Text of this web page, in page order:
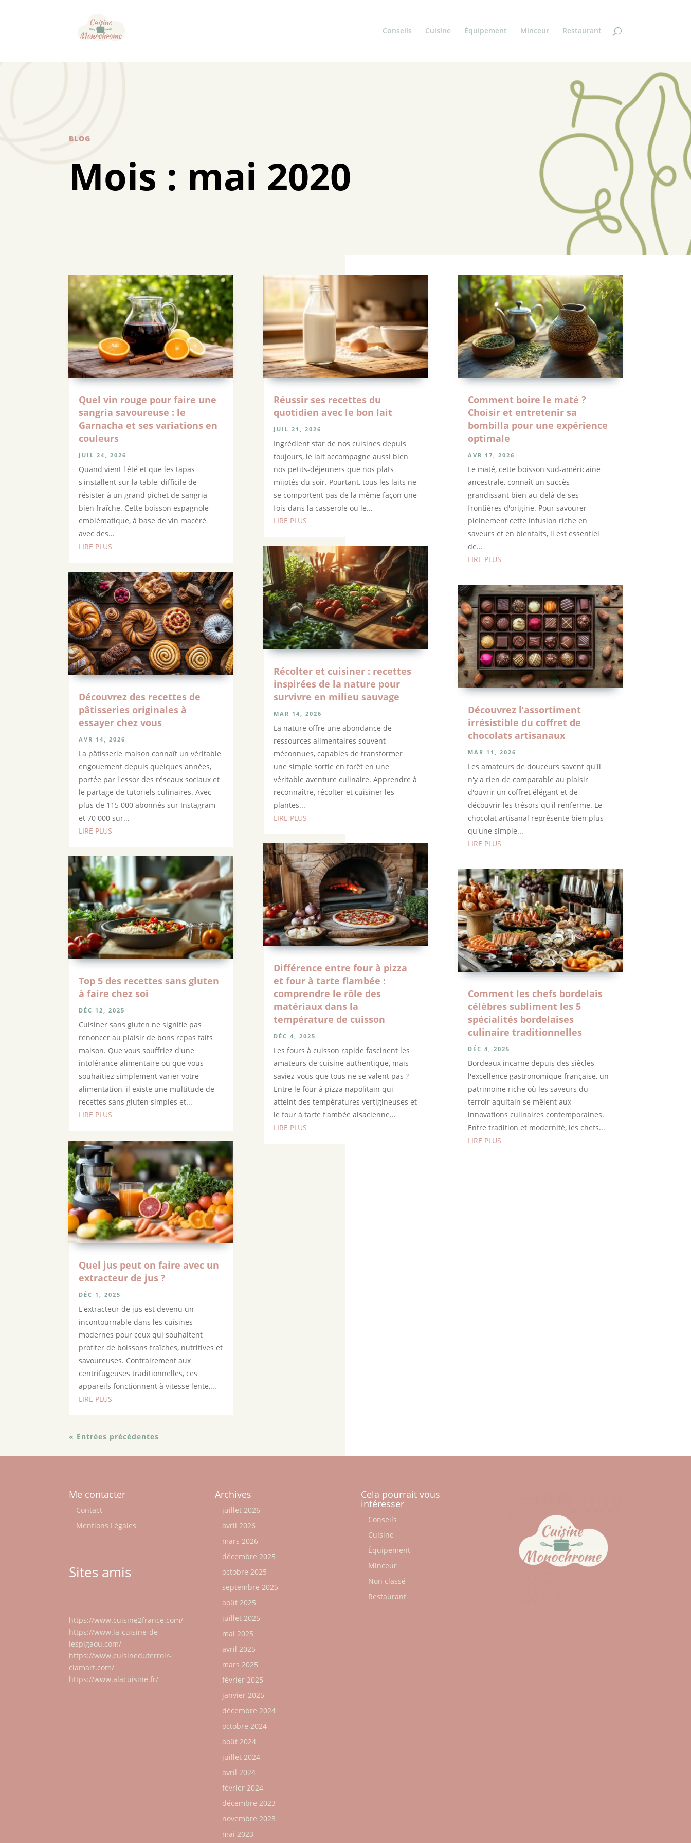
Conseils Cuisine Équipement Minceur Restaurant
BLOG
Mois : mai 2020
Quel vin rouge pour faire une
sangria savoureuse : le
Garnacha et ses variations en
couleurs
JUIL 24, 2026
Quand vient l'été et que les tapas
s'installent sur la table, difficile de
résister à un grand pichet de sangria
bien fraîche. Cette boisson espagnole
emblématique, à base de vin macéré
avec des...
LIRE PLUS
Découvrez des recettes de
pâtisseries originales à
essayer chez vous
AVR 14, 2026
La pâtisserie maison connaît un véritable
engouement depuis quelques années,
portée par l'essor des réseaux sociaux et
le partage de tutoriels culinaires. Avec
plus de 115 000 abonnés sur Instagram
et 70 000 sur...
LIRE PLUS
Top 5 des recettes sans gluten
à faire chez soi
DÉC 12, 2025
Cuisiner sans gluten ne signifie pas
renoncer au plaisir de bons repas faits
maison. Que vous souffriez d'une
intolérance alimentaire ou que vous
souhaitiez simplement varier votre
alimentation, il existe une multitude de
recettes sans gluten simples et...
LIRE PLUS
Quel jus peut on faire avec un
extracteur de jus ?
DÉC 1, 2025
L'extracteur de jus est devenu un
incontournable dans les cuisines
modernes pour ceux qui souhaitent
profiter de boissons fraîches, nutritives et
savoureuses. Contrairement aux
centrifugeuses traditionnelles, ces
appareils fonctionnent à vitesse lente,...
LIRE PLUS
Réussir ses recettes du
quotidien avec le bon lait
JUIL 21, 2026
Ingrédient star de nos cuisines depuis
toujours, le lait accompagne aussi bien
nos petits-déjeuners que nos plats
mijotés du soir. Pourtant, tous les laits ne
se comportent pas de la même façon une
fois dans la casserole ou le...
LIRE PLUS
Récolter et cuisiner : recettes
inspirées de la nature pour
survivre en milieu sauvage
MAR 14, 2026
La nature offre une abondance de
ressources alimentaires souvent
méconnues, capables de transformer
une simple sortie en forêt en une
véritable aventure culinaire. Apprendre à
reconnaître, récolter et cuisiner les
plantes...
LIRE PLUS
Différence entre four à pizza
et four à tarte flambée :
comprendre le rôle des
matériaux dans la
température de cuisson
DÉC 4, 2025
Les fours à cuisson rapide fascinent les
amateurs de cuisine authentique, mais
saviez-vous que tous ne se valent pas ?
Entre le four à pizza napolitain qui
atteint des températures vertigineuses et
le four à tarte flambée alsacienne...
LIRE PLUS
Comment boire le maté ?
Choisir et entretenir sa
bombilla pour une expérience
optimale
AVR 17, 2026
Le maté, cette boisson sud-américaine
ancestrale, connaît un succès
grandissant bien au-delà de ses
frontières d'origine. Pour savourer
pleinement cette infusion riche en
saveurs et en bienfaits, il est essentiel
de...
LIRE PLUS
Découvrez l’assortiment
irrésistible du coffret de
chocolats artisanaux
MAR 11, 2026
Les amateurs de douceurs savent qu'il
n'y a rien de comparable au plaisir
d'ouvrir un coffret élégant et de
découvrir les trésors qu'il renferme. Le
chocolat artisanal représente bien plus
qu'une simple...
LIRE PLUS
Comment les chefs bordelais
célèbres subliment les 5
spécialités bordelaises
culinaire traditionnelles
DÉC 4, 2025
Bordeaux incarne depuis des siècles
l'excellence gastronomique française, un
patrimoine riche où les saveurs du
terroir aquitain se mêlent aux
innovations culinaires contemporaines.
Entre tradition et modernité, les chefs...
LIRE PLUS
« Entrées précédentes
Me contacter
Contact
Mentions Légales
Sites amis
https://www.cuisine2france.com/
https://www.la-cuisine-de-
lespigaou.com/
https://www.cuisineduterroir-
clamart.com/
https://www.alacuisine.fr/
Archives
juillet 2026
avril 2026
mars 2026
décembre 2025
octobre 2025
septembre 2025
août 2025
juillet 2025
mai 2025
avril 2025
mars 2025
février 2025
janvier 2025
décembre 2024
octobre 2024
août 2024
juillet 2024
avril 2024
février 2024
décembre 2023
novembre 2023
mai 2023
Cela pourrait vous
intéresser
Conseils
Cuisine
Équipement
Minceur
Non classé
Restaurant